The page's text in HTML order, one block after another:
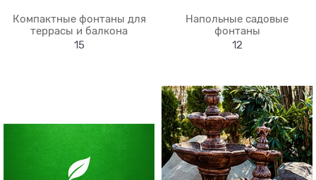
Компактные фонтаны для
террасы и балкона
15
Напольные садовые
фонтаны
12